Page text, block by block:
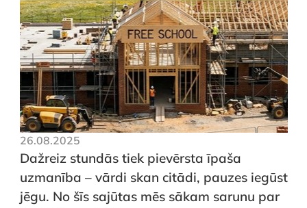
26.08.2025
Dažreiz stundās tiek pievērsta īpaša
uzmanība – vārdi skan citādi, pauzes iegūst
jēgu. No šīs sajūtas mēs sākam sarunu par